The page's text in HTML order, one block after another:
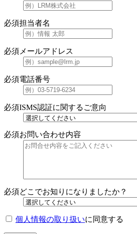
必須担当者名
必須 メールアドレス
必須電話番号
必須ISMS認証に関するご意向
必須お問い合わせ内容
必須どこでお知りになりましたか？
個人情報の取り扱いに同意する